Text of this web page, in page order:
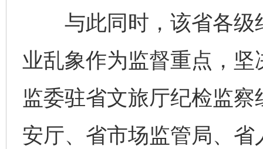
与此同时，该省各级
业乱象作为监督重点，
监委驻省文旅厅纪检监
安厅、省市场监管局、